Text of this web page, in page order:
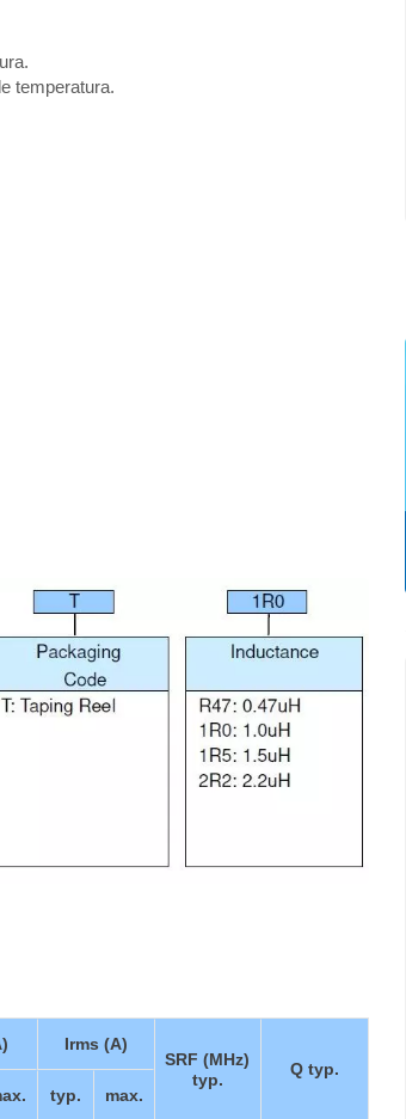
temperatura.
Irms (A)
SRF (MHz)
typ.
Q typ.
typ. max.